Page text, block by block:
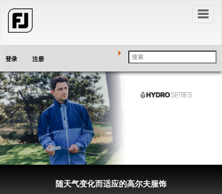
登录 注册
随天气变化而适应的高尔夫服饰